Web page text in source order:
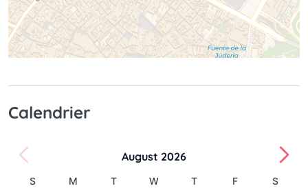
Calendrier
August 2026
S M T W T F
S